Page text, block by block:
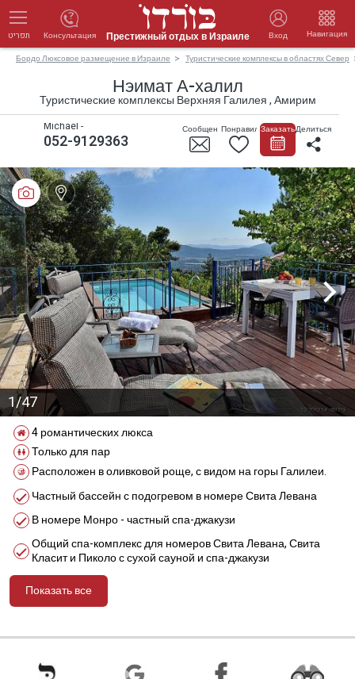
תפריט Престижный отдых в Израиле Вход Навигация
Консультация
Бордо Люксовое размещение в Израиле Туристические комплексы в областях Север
Нэимат А-халил
Туристические комплексы Верхняя Галилея , Амирим
Делиться
СообщениеПонравилосьЗаказать
052-9129363
Michael -
1/47
4 романтических люкса
Только для пар
Расположен в оливковой роще, с видом на горы Галилеи.
Частный бассейн с подогревом в номере Свита Левана
В номере Монро - частный спа-джакузи
Общий спа-комплекс для номеров Свита Левана, Свита
Класит и Пиколо с сухой сауной и спа-джакузи
Показать все